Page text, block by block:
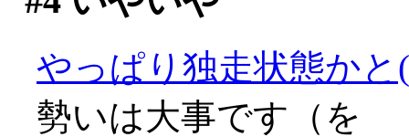
やっぱり独走状態かと
勢いは大事です（を